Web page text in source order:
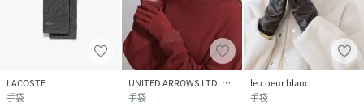
LACOSTE
手袋
UNITED ARROWS LTD. OUTLET
手袋
le.coeur blanc
手袋